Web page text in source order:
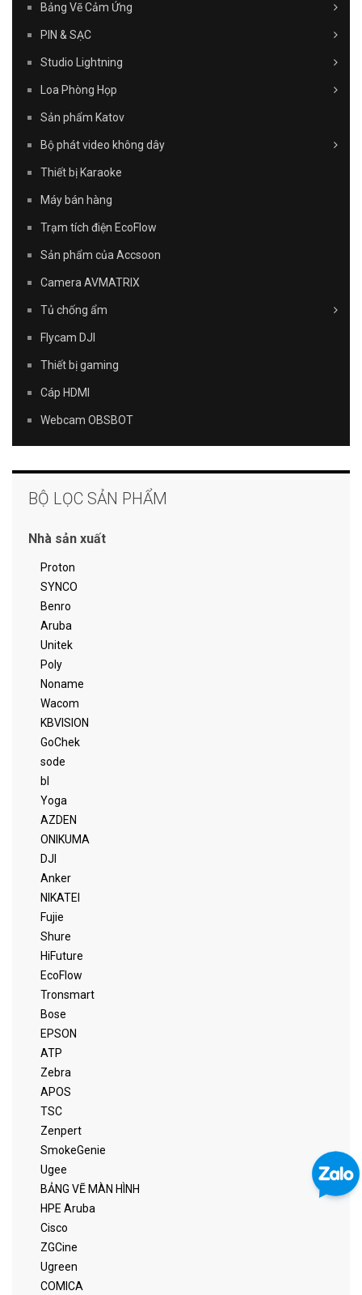
Bảng Vẽ Cảm Ứng
PIN & SẠC
Studio Lightning
Loa Phòng Họp
Sản phẩm Katov
Bộ phát video không dây
Thiết bị Karaoke
Máy bán hàng
Trạm tích điện EcoFlow
Sản phẩm của Accsoon
Camera AVMATRIX
Tủ chống ẩm
Flycam DJI
Thiết bị gaming
Cáp HDMI
Webcam OBSBOT
BỘ LỌC SẢN PHẨM
Nhà sản xuất
Proton
SYNCO
Benro
Aruba
Unitek
Poly
Noname
Wacom
KBVISION
GoChek
sode
bl
Yoga
AZDEN
ONIKUMA
DJI
Anker
NIKATEI
Fujie
Shure
HiFuture
EcoFlow
Tronsmart
Bose
EPSON
ATP
Zebra
APOS
TSC
Zenpert
SmokeGenie
Ugee
BẢNG VẼ MÀN HÌNH
HPE Aruba
Cisco
ZGCine
Ugreen
COMICA